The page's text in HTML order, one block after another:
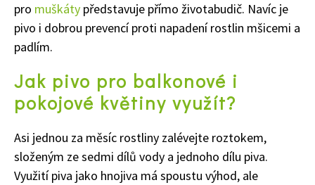
pro muškáty představuje přímo životabudič. Navíc je
pivo i dobrou prevencí proti napadení rostlin mšicemi a
padlím.
Jak pivo pro balkonové i
pokojové květiny využít?
Asi jednou za měsíc rostliny zalévejte roztokem,
složeným ze sedmi dílů vody a jednoho dílu piva.
Využití piva jako hnojiva má spoustu výhod, ale